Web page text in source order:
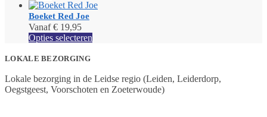
Boeket Red Joe
Vanaf€ 19,95
Opties selecteren
variaties.
Deze
LOKALE BEZORGING
Lokale bezorging in de Leidse regio (Leiden, Leiderdorp,
Oegstgeest, Voorschoten en Zoeterwoude)